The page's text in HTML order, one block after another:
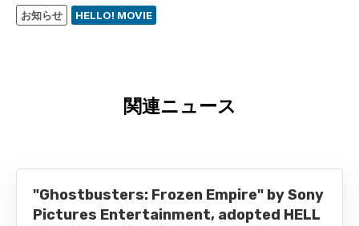
お知らせ HELLO! MOVIE
関連ニュース
"Ghostbusters: Frozen Empire" by Sony
Pictures Entertainment, adopted HELL